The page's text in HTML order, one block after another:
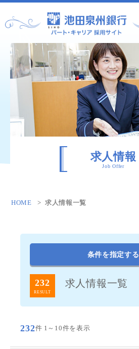
求人情報
Job Offer
HOME 求人情報一覧
条件を指定する
232
RESULT
求人情報一覧
232件 1～10件を表示